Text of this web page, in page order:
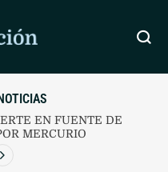
POR ABUSO SEXUAL
CARNAL